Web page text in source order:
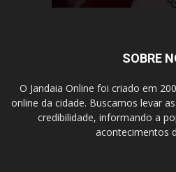
SOBRE
O Jandaia Online foi criado em
online da cidade. Buscamos levar
credibilidade, informando a
acontecimentos